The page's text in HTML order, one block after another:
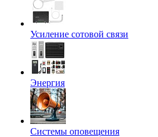
Усиление сотовой связи
Энергия
Системы оповещения